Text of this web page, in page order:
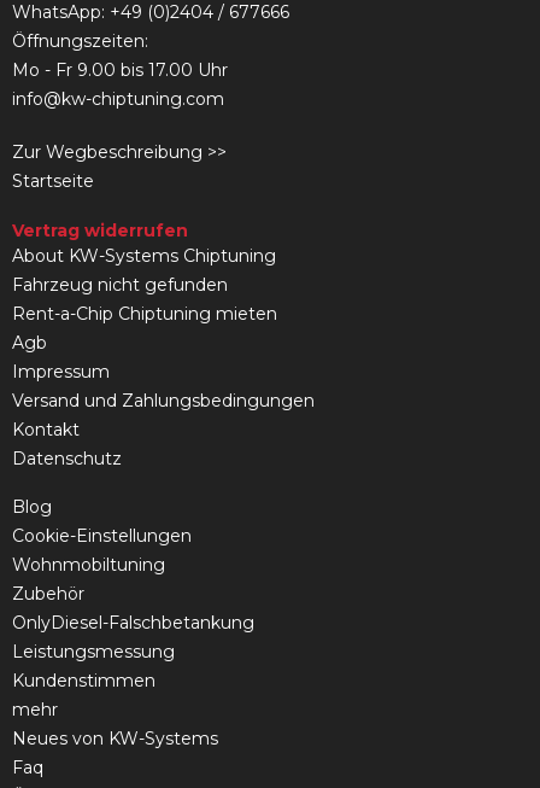
WhatsApp: +49 (0)2404 / 677666
Öffnungszeiten:
Mo - Fr 9.00 bis 17.00 Uhr
info@kw-chiptuning.com
Zur Wegbeschreibung >>
Startseite
Vertrag widerrufen
About KW-Systems Chiptuning
Fahrzeug nicht gefunden
Rent-a-Chip Chiptuning mieten
Agb
Impressum
Versand und Zahlungsbedingungen
Kontakt
Datenschutz
Blog
Cookie-Einstellungen
Wohnmobiltuning
Zubehör
OnlyDiesel-Falschbetankung
Leistungsmessung
Kundenstimmen
mehr
Neues von KW-Systems
Faq